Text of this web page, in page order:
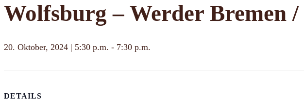
Wolfsburg – Werder Bremen /
20. Oktober, 2024 | 5:30 p.m. - 7:30 p.m.
DETAILS